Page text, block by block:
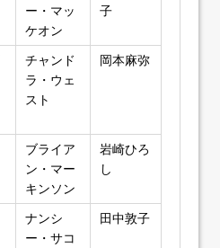
ー・マッ
ケオン
子
チャンド
ラ・ウェ
スト
岡本麻弥
ブライア
ン・マー
キンソン
岩崎ひろ
し
ナンシ
ー・サコ
田中敦子